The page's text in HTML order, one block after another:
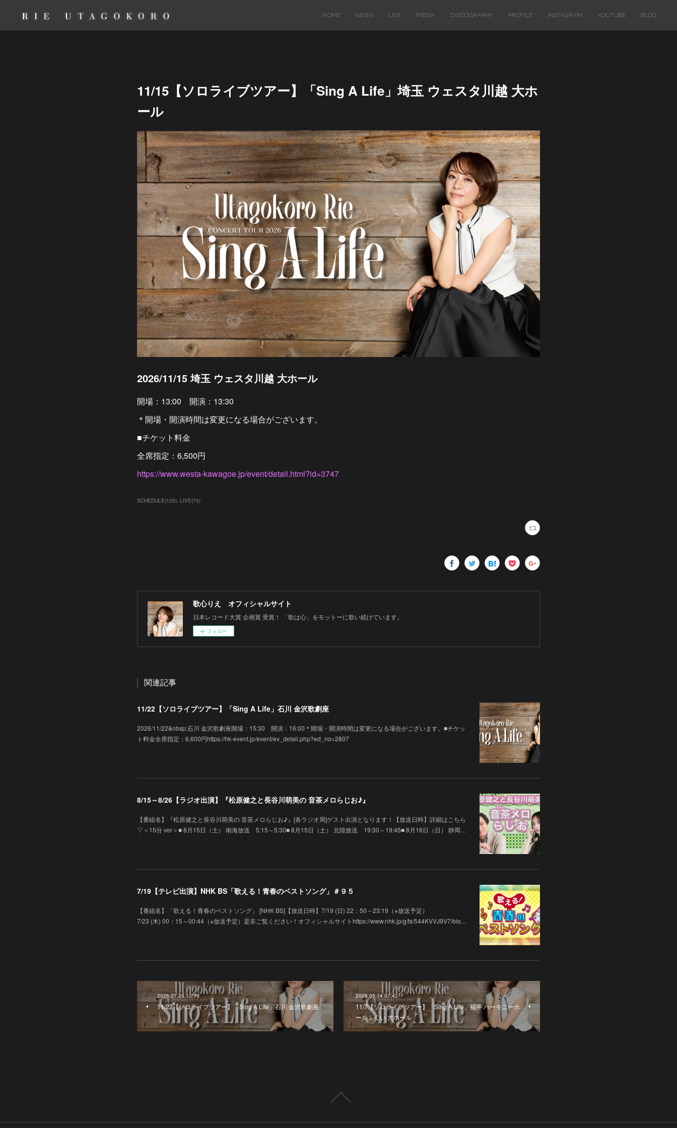
HOME NEWS LIVE MEDIA DISCOGRAPHY PROFILE INSTAGRAM YOUTUBE BLOG
11/15【ソロライブツアー】「Sing A Life」埼玉 ウェスタ川越 大ホ
ール
2026/11/15 埼玉 ウェスタ川越 大ホール
開場：13:00 開演：13:30
＊開場・開演時間は変更になる場合がございます。
■チケット料金
全席指定：6,500円
https://www.westa-kawagoe.jp/event/detail.html?id=3747
SCHEDULE(125) LIVE(75)
歌心りえ オフィシャルサイト
日本レコード大賞 企画賞 受賞！ 「歌は心」をモットーに歌い続けています。
フォロー
関連記事
11/22【ソロライブツアー】「Sing A Life」石川 金沢歌劇座
2026/11/22&nbsp;石川 金沢歌劇座開場：15:30 開演：16:00＊開場・開演時間は変更になる場合がございます。■チケッ
ト料金全席指定：6,600円https://hk-event.jp/event/ev_detail.php?ed_no=2807
8/15～8/26【ラジオ出演】『松原健之と長谷川萌美の 音茶メロらじお♪』
【番組名】『松原健之と長谷川萌美の 音茶メロらじお♪』[各ラジオ局]ゲスト出演となります！【放送日時】詳細はこちら
▽＜15分 ver＞■ 8月15日（土） 南海放送 5:15～5:30■ 8月15日（土） 北陸放送 19:30～19:45■ 8月16日（日） 静岡…
7/19【テレビ出演】NHK BS「歌える！青春のベストソング」＃９５
【番組名】「歌える！青春のベストソング」 [NHK BS]【放送日時】7/19 (日) 22：50～23:19（※放送予定）
7/23 (木) 00：15～00:44（※放送予定）是非ご覧ください！オフィシャルサイトhttps://www.nhk.jp/g/ts/544KVVJ9V7/blo…
2026.07.25 13:19
11/22【ソロライブツアー】「Sing A Life」石川 金沢歌劇座
2026.05.14 07:43
11/7【ソロライブツアー】「Sing A Life」福井 ハーモニーホ
ールふくい 大ホール